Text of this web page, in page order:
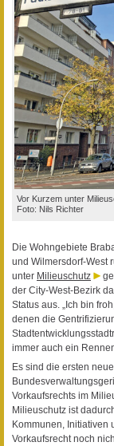
Vor Kurzem unter
Foto: Nils Richter
Die Wohngebiete
und Wilmersdorf-West
unter Milieuschutz
der City-West-Bezirk
Status aus. „Ich bin
denen die
immer auch ein
Es sind die ersten
Vorkaufsrechts im
Milieuschutz ist
Kommunen, Initiativen
Vorkaufsrecht noch